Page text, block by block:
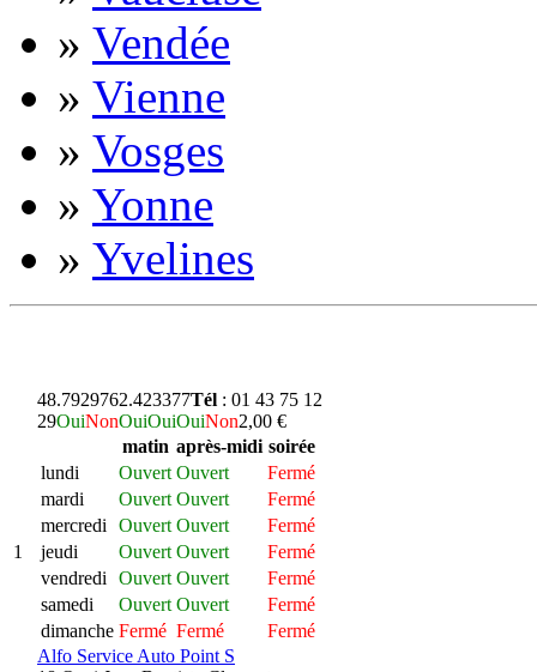
» Vendée
» Vienne
» Vosges
» Yonne
» Yvelines
1
48.7929762.423377Tél : 01 43 75 12
29OuiNonOuiOuiOuiNon2,00 €
matin après-midi soirée
lundi
Ouvert Ouvert
Fermé
mardi
Ouvert Ouvert
Fermé
mercredi
Ouvert Ouvert
Fermé
jeudi
Ouvert Ouvert
Fermé
vendredi
Ouvert Ouvert
Fermé
samedi
Ouvert Ouvert
Fermé
dimanche Fermé Fermé
Fermé
Alfo Service Auto Point S